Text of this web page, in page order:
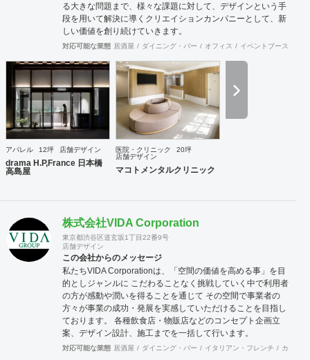
る大きな問題まで、様々な課題に対して、デザインという手
段を用いて解決に導くクリエイションカンパニーとして、新
しい価値を創り続けていきます。
対応可能な業態 居酒屋 ダイニング・バー オフィス イベントブース・シ
アパレル 12坪 店舗デザイン
drama H.P,France 日本橋
高島屋
医院・クリニック
20坪
店舗デザイン
マコトメンタルクリニック
株式会社VIDA Corporation
東京都渋谷区道玄坂1丁目22番9号
店舗デザイン
この会社からのメッセージ
私たちVIDA Corporationは、「空間の価値を高める事」を目
的としジャンルに こだわることなく挑戦していく中で利用者
の方が感動や潤いを得ることを通じて その空間で事業者の
方々が事業の成功・発展を実感していただけることを目指し
ております。 各種飲食店・物販店などのコンセプト企画立
案、デザイン設計、施工までを一括して行います。
対応可能な業態 居酒屋 ダイニング・バー イタリアン・フレンチ カフェ